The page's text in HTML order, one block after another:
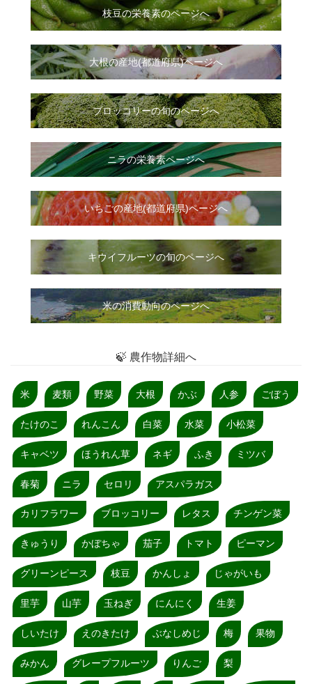
枝豆の栄養素のページへ
大根の産地(都道府県)ページへ
ブロッコリーの旬のページへ
ニラの栄養素ページへ
いちごの産地(都道府県)ページへ
キウイフルーツの旬のページへ
米の消費動向のページへ
🍃 農作物詳細へ
米 麦類 野菜 大根 かぶ 人参 ごぼう
たけのこ れんこん 白菜 水菜 小松菜
キャベツ ほうれん草 ネギ ふき ミツバ
春菊 ニラ セロリ アスパラガス
カリフラワー ブロッコリー レタス チンゲン菜
きゅうり かぼちゃ 茄子 トマト ピーマン
グリーンピース 枝豆 かんしょ じゃがいも
里芋 山芋 玉ねぎ にんにく 生姜
しいたけ えのきたけ ぶなしめじ 梅 果物
みかん グレープフルーツ りんご 梨